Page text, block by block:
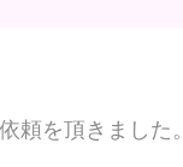
頼を頂きました。